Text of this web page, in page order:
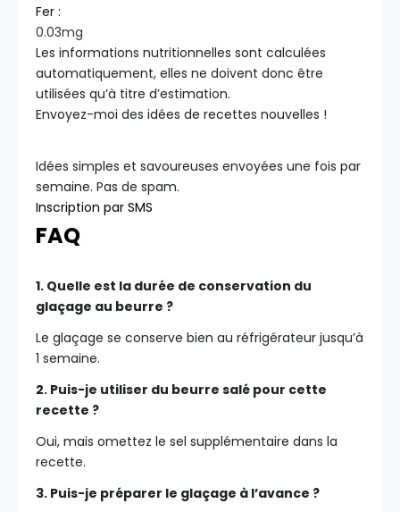
Fer :
0.03mg
Les informations nutritionnelles sont calculées
automatiquement, elles ne doivent donc être
utilisées qu’à titre d’estimation.
Envoyez-moi des idées de recettes nouvelles !
Idées simples et savoureuses envoyées une fois par
semaine. Pas de spam.
Inscription par SMS
FAQ
1. Quelle est la durée de conservation du
glaçage au beurre ?
Le glaçage se conserve bien au réfrigérateur jusqu’à
1 semaine.
2. Puis-je utiliser du beurre salé pour cette
recette ?
Oui, mais omettez le sel supplémentaire dans la
recette.
3. Puis-je préparer le glaçage à l’avance ?